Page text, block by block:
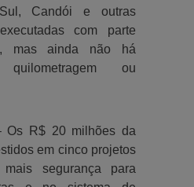
Candói e outras
com parte
mas ainda não há
ou
Os R$ 20 milhões da
em cinco projetos
segurança para